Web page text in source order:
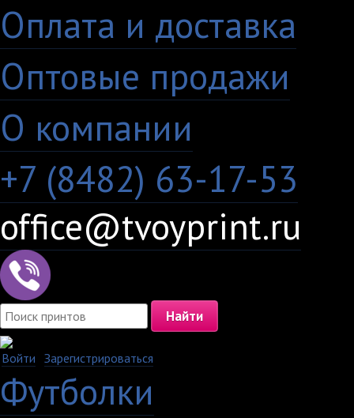
Оплата и доставка
Оптовые продажи
О компании
+7 (8482) 63-17-53
office@tvoyprint.ru
Войти Зарегистрироваться
Футболки